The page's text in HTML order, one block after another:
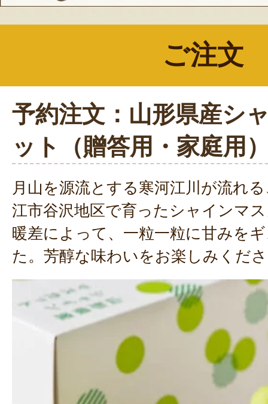
ご注文
予約注文：山形県産シ
ット（贈答用・家庭用
月山を源流とする寒河江川が流れ
江市谷沢地区で育ったシャインマ
暖差によって、一粒一粒に甘みを
た。芳醇な味わいをお楽しみくだ